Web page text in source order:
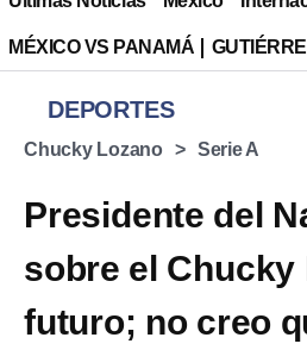
MÉXICO VS PANAMÁ
DEPORTES
Chucky Lozano Serie A
Presidente del
sobre el Chucky
futuro; no creo